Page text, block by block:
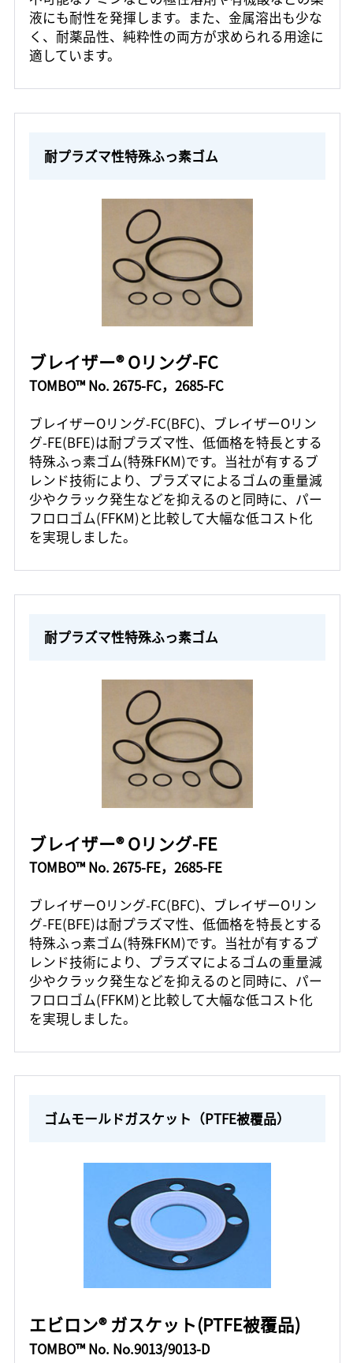
液にも耐性を発揮します。また、金属溶出も少な
く、耐薬品性、純粋性の両方が求められる用途に
適しています。
耐プラズマ性特殊ふっ素ゴム
ブレイザー® Oリング-FC
TOMBO™ No. 2675-FC，2685-FC
ブレイザーOリング-FC(BFC)、ブレイザーOリン
グ-FE(BFE)は耐プラズマ性、低価格を特長とする
特殊ふっ素ゴム(特殊FKM)です。当社が有するブ
レンド技術により、プラズマによるゴムの重量減
少やクラック発生などを抑えるのと同時に、パー
フロロゴム(FFKM)と比較して大幅な低コスト化
を実現しました。
耐プラズマ性特殊ふっ素ゴム
ブレイザー® Oリング-FE
TOMBO™ No. 2675-FE，2685-FE
ブレイザーOリング-FC(BFC)、ブレイザーOリン
グ-FE(BFE)は耐プラズマ性、低価格を特長とする
特殊ふっ素ゴム(特殊FKM)です。当社が有するブ
レンド技術により、プラズマによるゴムの重量減
少やクラック発生などを抑えるのと同時に、パー
フロロゴム(FFKM)と比較して大幅な低コスト化
を実現しました。
ゴムモールドガスケット（PTFE被覆品）
エビロン® ガスケット(PTFE被覆品)
TOMBO™ No. No.9013/9013-D